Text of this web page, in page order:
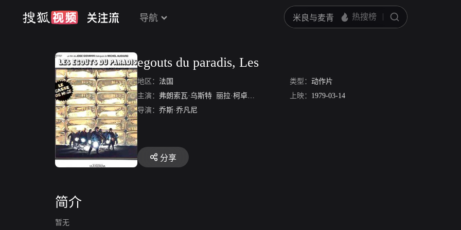
导航
egouts du paradis, Les
地区： 法国 类型： 动作片
主演： 弗朗索瓦·乌斯特 丽拉·柯卓娃 伯朗杰尔·邦沃辛 Gabriel Briand
上映： 1979-03-14
导演： 乔斯·乔凡尼
分享
简介
暂无